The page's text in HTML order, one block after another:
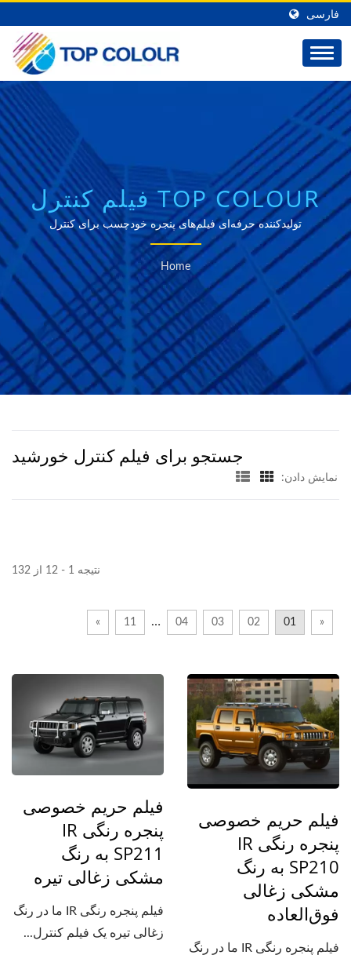
فارسی
TOP COLOUR فیلم کنترل
خورشید | راه‌حل‌های
نوآورانه فیلم‌های پنجره -
TOP COLOUR
تولیدکننده حرفه‌ای فیلم‌های پنجره خودچسب برای کنترل
خورشیدی، تزئینی و ایمنی.
Home
جستجو برای فیلم کنترل خورشید
نمایش دادن:
نتیجه 1 - 12 از 132
«
01
02
03
04
…
11
»
فیلم حریم خصوصی
پنجره رنگی IR
SP210 به رنگ
مشکی زغالی
فوق‌العاده
فیلم پنجره رنگی IR ما در رنگ
فیلم حریم خصوصی
پنجره رنگی IR
SP211 به رنگ
مشکی زغالی تیره
فیلم پنجره رنگی IR ما در رنگ
زغالی تیره یک فیلم کنترل...